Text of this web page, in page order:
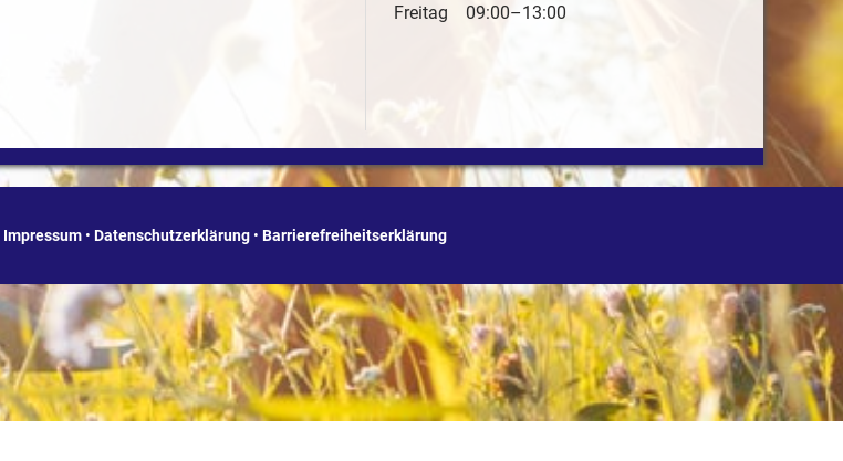
Freitag 09:00–13:00
Impressum • Datenschutzerklärung • Barrierefreiheitserklärung